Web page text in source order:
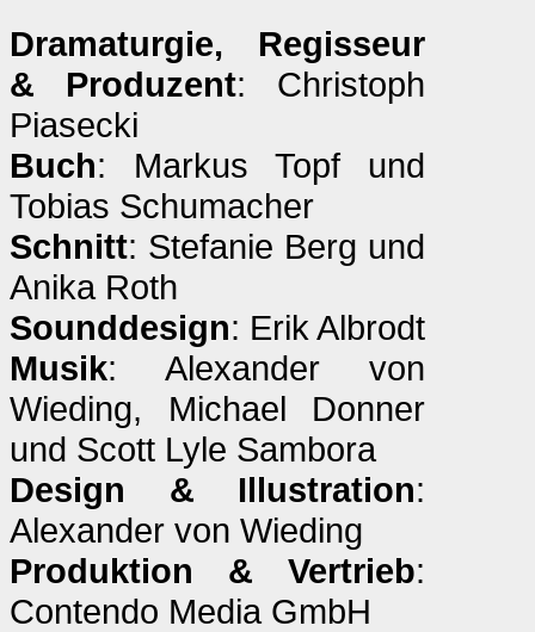
Dramaturgie, Regisseur
& Produzent: Christoph
Piasecki
Buch: Markus Topf und
Tobias Schumacher
Schnitt: Stefanie Berg und
Anika Roth
Sounddesign: Erik Albrodt
Musik: Alexander von
Wieding, Michael Donner
und Scott Lyle Sambora
Design & Illustration:
Alexander von Wieding
Produktion & Vertrieb:
Contendo Media GmbH